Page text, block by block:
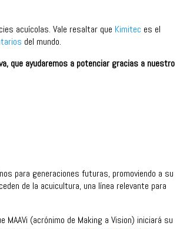
acuícolas. Vale resaltar que Kimitec es el
del mundo.
que ayudaremos a potenciar gracias a nuestro
para generaciones futuras, promoviendo a su
de la acuicultura, una línea relevante para
MAAVi (acrónimo de Making a Vision) iniciará su